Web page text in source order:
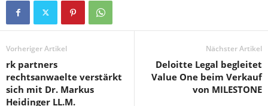
Vorheriger Artikel
rk partners
rechtsanwaelte verstärkt
sich mit Dr. Markus
Heidinger LL.M.
Nächster Artikel
Deloitte Legal begleitet
Value One beim Verkauf
von MILESTONE